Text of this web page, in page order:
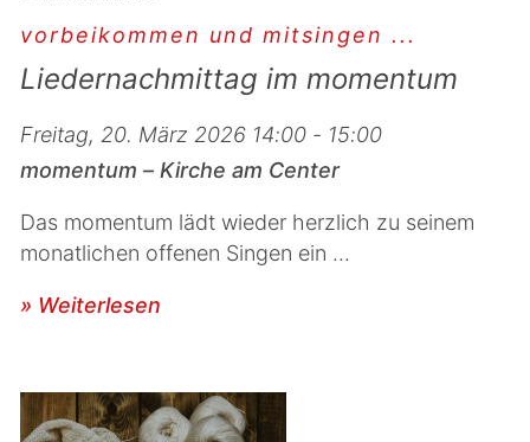
vorbeikommen und mitsingen ...
Liedernachmittag im momentum
Freitag, 20. März 2026 14:00 - 15:00
momentum – Kirche am Center
Das momentum lädt wieder herzlich zu seinem
monatlichen offenen Singen ein ...
» Weiterlesen